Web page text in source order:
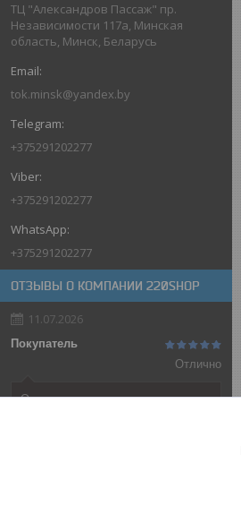
ТЦ "Александров Пассаж" пр.
Независимости 117а, Минская
область, Минск, Беларусь
tok.minsk@yandex.by
+375291202277
+375291202277
+375291202277
ОТЗЫВЫ О КОМПАНИИ 220SHOP
11.07.2026
Покупатель
Отлично
Оригинальные товары автоматов